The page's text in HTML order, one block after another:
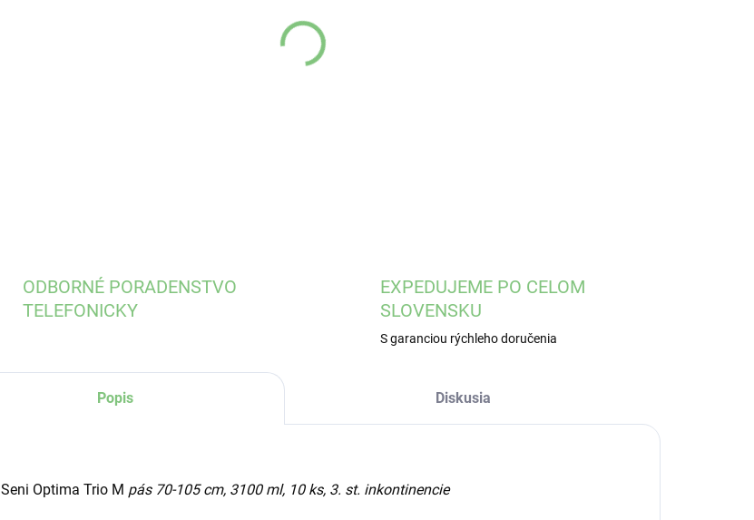
DO:
11.8.2026
ODBORNÉ PORADENSTVO
TELEFONICKY
EXPEDUJEME PO CELOM
SLOVENSKU
S garanciou rýchleho doručenia
Popis Diskusia
Seni Optima Trio M pás 70-105 cm, 3100 ml, 10 ks, 3. st. inkontinencie